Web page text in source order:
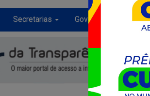
Secretarias Governo Municipal